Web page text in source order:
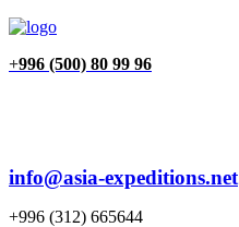
+996 (500) 80 99 96
info@asia-expeditions.net
+996 (312) 665644